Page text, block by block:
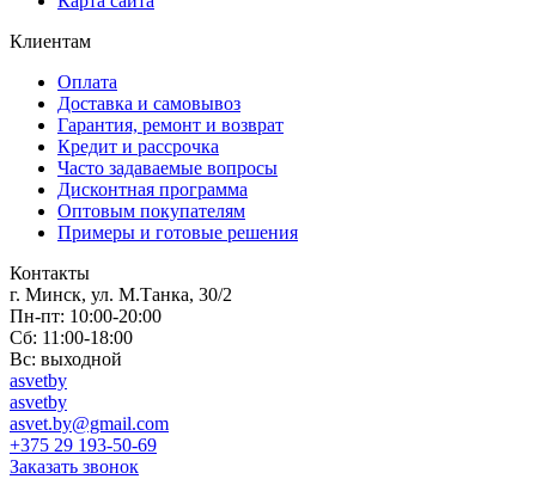
Клиентам
Оплата
Доставка и самовывоз
Гарантия, ремонт и возврат
Кредит и рассрочка
Часто задаваемые вопросы
Дисконтная программа
Оптовым покупателям
Примеры и готовые решения
Контакты
г. Минск, ул. М.Танка, 30/2
Пн-пт: 10:00-20:00
Сб: 11:00-18:00
Вс: выходной
asvetby
asvetby
asvet.by@gmail.com
+375 29 193-50-69
Заказать звонок